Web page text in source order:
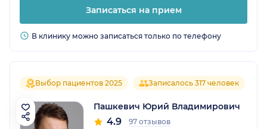
Записаться на прием
В клинику можно записаться только по телефону
Выбор пациентов 2025 Записалось 317 человек
Пашкевич Юрий Владимирович
4.9 97 отзывов